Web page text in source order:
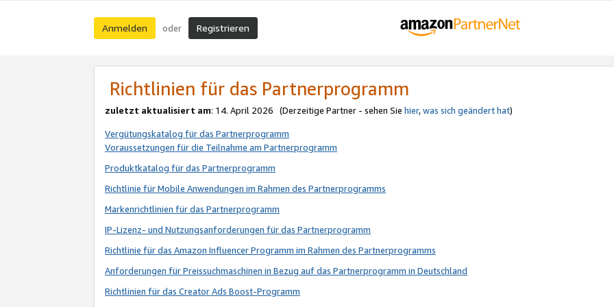
Anmelden oder Registrieren
Richtlinien für das Partnerprogramm
zuletzt aktualisiert am: 14. April 2026 (Derzeitige Partner - sehen Sie hier,was sich geändert hat)
Vergütungskatalog für das Partnerprogramm
Voraussetzungen für die Teilnahme am Partnerprogramm
Produktkatalog für das Partnerprogramm
Richtlinie für Mobile Anwendungen im Rahmen des Partnerprogramms
Markenrichtlinien für das Partnerprogramm
IP-Lizenz- und Nutzungsanforderungen für das Partnerprogramm
Richtlinie für das Amazon Influencer Programm im Rahmen des Partnerprogramms
Anforderungen für Preissuchmaschinen in Bezug auf das Partnerprogramm in Deutschland
Richtlinien für das Creator Ads Boost-Programm